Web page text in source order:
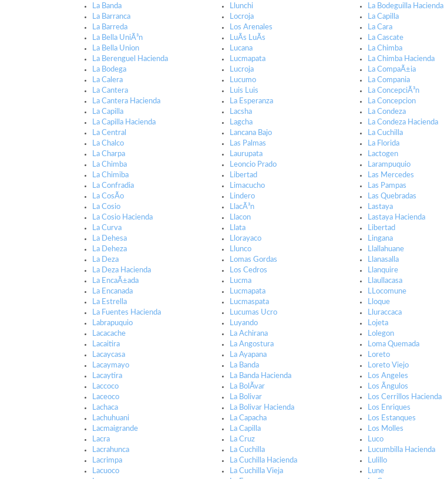
La Banda
La Barranca
La Barreda
La Bella UniÃ³n
La Bella Union
La Berenguel Hacienda
La Bodega
La Calera
La Cantera
La Cantera Hacienda
La Capilla
La Capilla Hacienda
La Central
La Chalco
La Charpa
La Chimba
La Chimiba
La Confradia
La CosÃ­o
La Cosio
La Cosio Hacienda
La Curva
La Dehesa
La Deheza
La Deza
La Deza Hacienda
La EncaÃ±ada
La Encanada
La Estrella
La Fuentes Hacienda
Labrapuquio
Lacacache
Lacaitira
Lacaycasa
Lacaymayo
Lacaytira
Laccoco
Laceoco
Lachaca
Lachuhuani
Lacmaigrande
Lacra
Lacrahunca
Lacrimpa
Lacuoco
Llunchi
Locroja
Los Arenales
LuÃ­s LuÃ­s
Lucana
Lucmapata
Lucroja
Lucumo
Luis Luis
La Esperanza
Lacsha
Lagcha
Lancana Bajo
Las Palmas
Laurupata
Leoncio Prado
Libertad
Limacucho
Lindero
LlacÃ³n
Llacon
Llata
Llorayaco
Llunco
Lomas Gordas
Los Cedros
Lucma
Lucmapata
Lucmaspata
Lucumas Ucro
Luyando
La Achirana
La Angostura
La Ayapana
La Banda
La Banda Hacienda
La BolÃ­var
La Bolivar
La Bolivar Hacienda
La Capacha
La Capilla
La Cruz
La Cuchilla
La Cuchilla Hacienda
La Cuchilla Vieja
La Bodeguilla Hacienda
La Capilla
La Cara
La Cascate
La Chimba
La Chimba Hacienda
La CompaÃ±ia
La Compania
La ConcepciÃ³n
La Concepcion
La Condeza
La Condeza Hacienda
La Cuchilla
La Florida
Lactogen
Larampuquio
Las Mercedes
Las Pampas
Las Quebradas
Lastaya
Lastaya Hacienda
Libertad
Lingana
Llallahuane
Llanasalla
Llanquire
Llaullacasa
LLocomune
Lloque
Lluraccaca
Lojeta
Lolegon
Loma Quemada
Loreto
Loreto Viejo
Los Angeles
Los Ãngulos
Los Cerrillos Hacienda
Los Enriques
Los Estanques
Los Molles
Luco
Lucumbilla Hacienda
Lulillo
Lune